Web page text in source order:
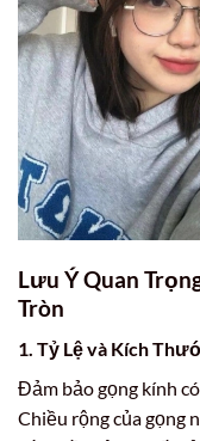
Lưu Ý Quan
Tròn
1. Tỷ Lệ và Kích
Đảm bảo gọng kính
Chiều rộng của gọng